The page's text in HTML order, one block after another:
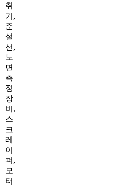
취
기,
준
설
선,
노
면
측
정
장
비,
스
크
레
이
퍼,
모
터